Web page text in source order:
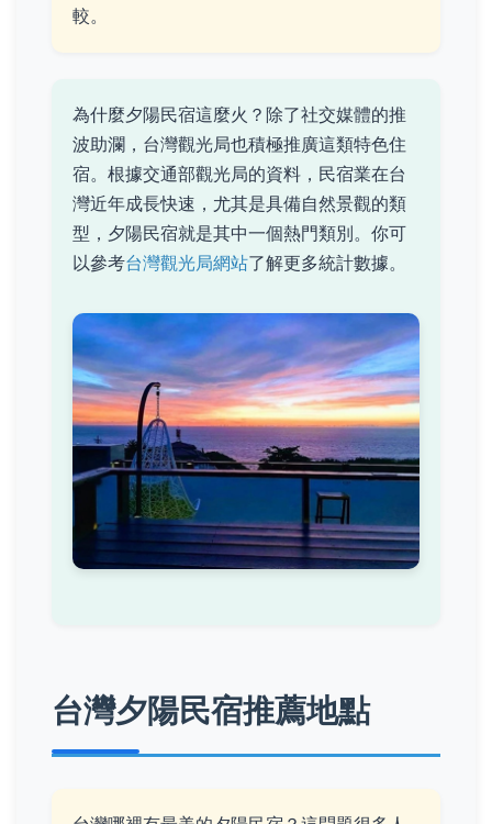
較。
為什麼夕陽民宿這麼火？除了社交媒體的推
波助瀾，台灣觀光局也積極推廣這類特色住
宿。根據交通部觀光局的資料，民宿業在台
灣近年成長快速，尤其是具備自然景觀的類
型，夕陽民宿就是其中一個熱門類別。你可
以參考台灣觀光局網站了解更多統計數據。
台灣夕陽民宿推薦地點